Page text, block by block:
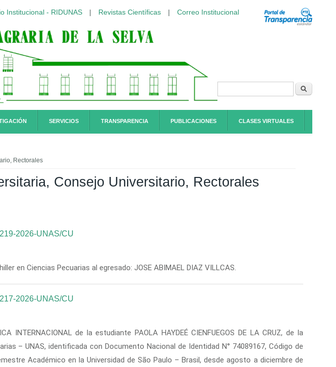
Institucional - RIDUNAS | Revistas Científicas | Correo Institucional
Formulario de
SERVICIOS TRANSPARENCIA PUBLICACIONES CLASES VIRTUALES
Rectorales
Consejo Universitario, Rectorales
2026-UNAS/CU
en Ciencias Pecuarias al egresado: JOSE ABIMAEL DIAZ VILLCAS.
2026-UNAS/CU
INTERNACIONAL de la estudiante PAOLA HAYDEÉ CIENFUEGOS DE LA CRUZ, de la
– UNAS, identificada con Documento Nacional de Identidad N° 74089167, Código de
Académico en la Universidad de São Paulo – Brasil, desde agosto a diciembre de